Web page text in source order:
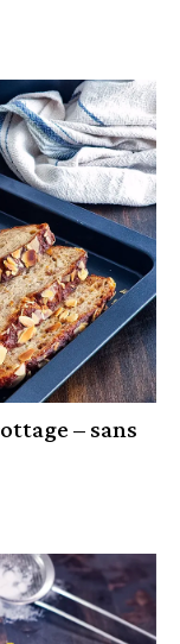
– sans